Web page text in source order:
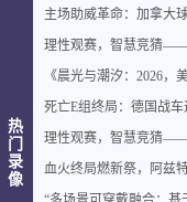
热
门
录
像
《晨光与潮汐：2026，
血火终局燃新祭，阿兹